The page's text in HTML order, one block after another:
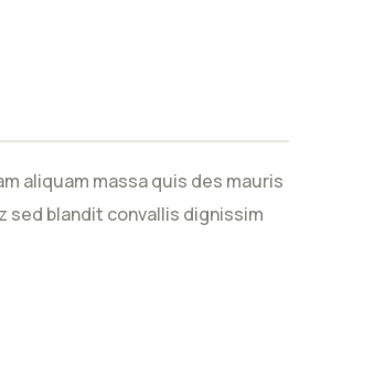
aliquam massa quis des mauris
sed blandit convallis dignissim